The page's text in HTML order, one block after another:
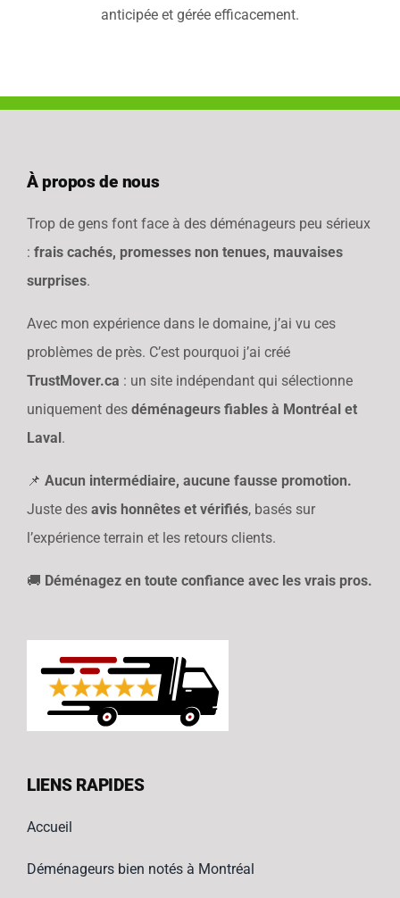
anticipée et gérée efficacement.
À propos de nous
Trop de gens font face à des déménageurs peu sérieux
: frais cachés, promesses non tenues, mauvaises
surprises.
Avec mon expérience dans le domaine, j’ai vu ces
problèmes de près. C’est pourquoi j’ai créé
TrustMover.ca : un site indépendant qui sélectionne
uniquement des déménageurs fiables à Montréal et
Laval .
📌 Aucun intermédiaire, aucune fausse promotion.
Juste des avis honnêtes et vérifiés, basés sur
l’expérience terrain et les retours clients.
🚚 Déménagez en toute confiance avec les vrais pros.
LIENS RAPIDES
Accueil
Déménageurs bien notés à Montréal